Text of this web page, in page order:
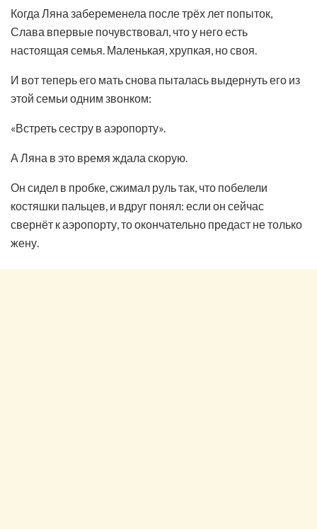
Когда Ляна забеременела после трёх лет попыток,
Слава впервые почувствовал, что у него есть
настоящая семья. Маленькая, хрупкая, но своя.
И вот теперь его мать снова пыталась выдернуть его из
этой семьи одним звонком:
«Встреть сестру в аэропорту».
А Ляна в это время ждала скорую.
Он сидел в пробке, сжимал руль так, что побелели
костяшки пальцев, и вдруг понял: если он сейчас
свернёт к аэропорту, то окончательно предаст не только
жену.